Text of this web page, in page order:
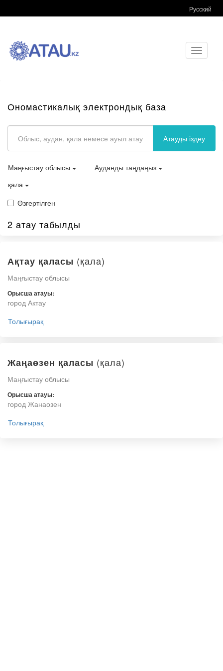
Русский
Toggle
Ономастикалық электрондық база
Атауды іздеу
Маңғыстау облысы
Ауданды таңдаңыз
қала
Өзгертілген
2 атау табылды
Ақтау қаласы (қала)
Маңғыстау облысы
Орысша атауы:
город Актау
Толығырақ
Жаңаөзен қаласы (қала)
Маңғыстау облысы
Орысша атауы:
город Жанаозен
Толығырақ